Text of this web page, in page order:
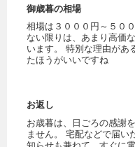
御歳暮の相場
相場は３０００円～５０
ない限りは、あまり高価
います。 特別な理由があ
たほうがいいですね
お返し
お歳暮は、日ごろの感謝
ません。 宅配などで届い